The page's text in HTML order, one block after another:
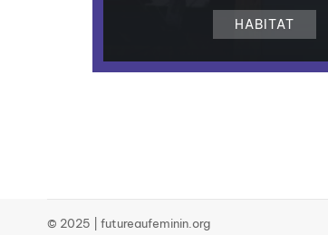
HABITAT
© 2025 | futureaufeminin.org